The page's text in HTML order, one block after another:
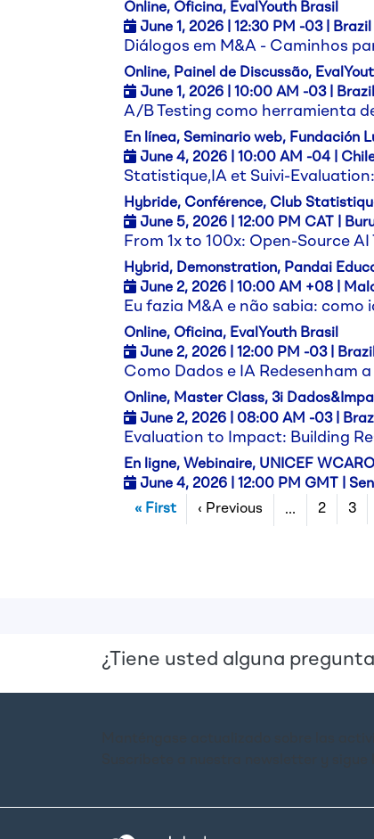
Online, Oficina, EvalYouth Brasil
June 1, 2026 | 12:30 PM -03 | Brazil
Diálogos em M&A - Caminhos
Online, Painel de Discussão,
June 1, 2026 | 10:00 AM -03 | Brazil
A/B Testing como herramienta
En línea, Seminario web, Fundación
June 4, 2026 | 10:00 AM -04 |
Statistique,IA et Suivi-
Hybride, Conférence, Club
June 5, 2026 | 12:00 PM CAT |
From 1x to 100x: Open-Source
Hybrid, Demonstration, Pandai
June 2, 2026 | 10:00 AM +08 |
Eu fazia M&A e não sabia:
Online, Oficina, EvalYouth Brasil
June 2, 2026 | 12:00 PM -03 |
Como Dados e IA Redesenham
Online, Master Class, 3i
June 2, 2026 | 08:00 AM -03 |
Evaluation to Impact: Building
En ligne, Webinaire, UNICEF WCARO
June 4, 2026 | 12:00 PM GMT |
Pagination
« FirstFirst page
‹ Previous Previous page
… 2 3
¿Tiene usted alguna